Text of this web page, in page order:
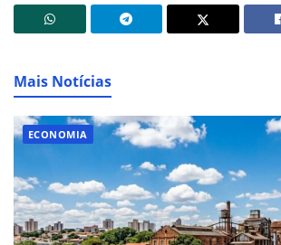
Mais Notícias
ECONOMIA